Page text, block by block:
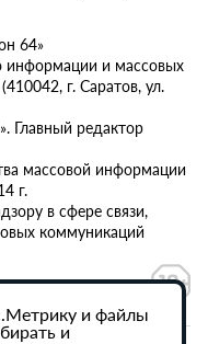
64»
информации и массовых
г. Саратов, ул.
Главный редактор
массовой информации
г.
в сфере связи,
коммуникаций
данных
и файлы
и